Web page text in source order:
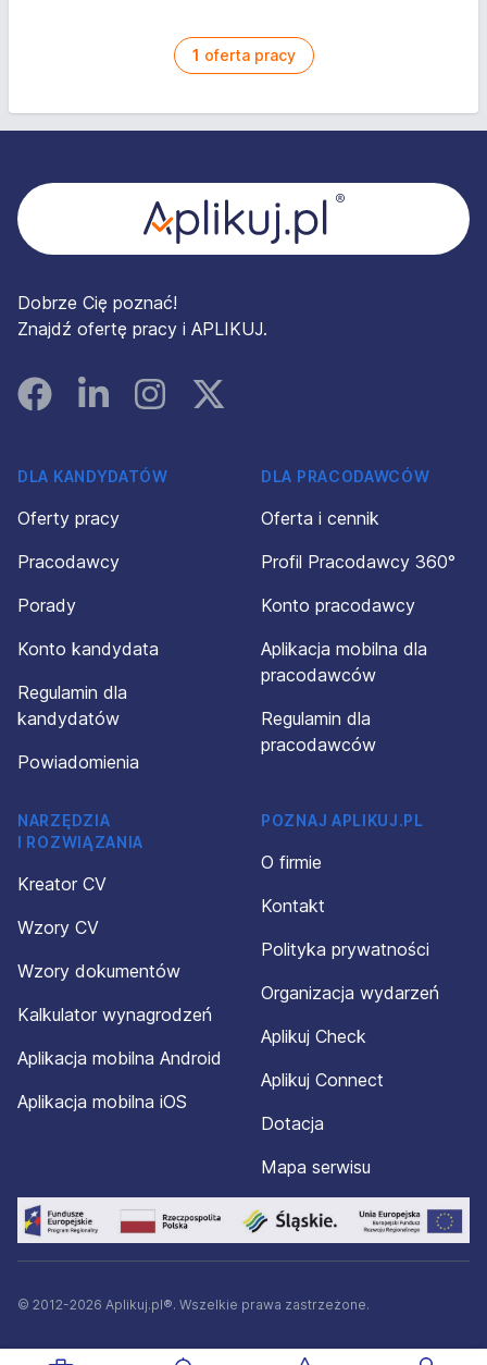
1 oferta pracy
Dobrze Cię poznać!
Znajdź ofertę pracy i APLIKUJ.
FacebookLinked InInstagramInstagram
DLA KANDYDATÓW
Oferty pracy
Pracodawcy
Porady
Konto kandydata
Regulamin dla
kandydatów
Powiadomienia
DLA PRACODAWCÓW
Oferta i cennik
Profil Pracodawcy 360°
Konto pracodawcy
Aplikacja mobilna dla
pracodawców
Regulamin dla
pracodawców
NARZĘDZIA
I ROZWIĄZANIA
Kreator CV
Wzory CV
Wzory dokumentów
Kalkulator wynagrodzeń
Aplikacja mobilna Android
Aplikacja mobilna iOS
POZNAJ APLIKUJ.PL
O firmie
Kontakt
Polityka prywatności
Organizacja wydarzeń
Aplikuj Check
Aplikuj Connect
Dotacja
Mapa serwisu
© 2012-2026 Aplikuj.pl®. Wszelkie prawa zastrzeżone.